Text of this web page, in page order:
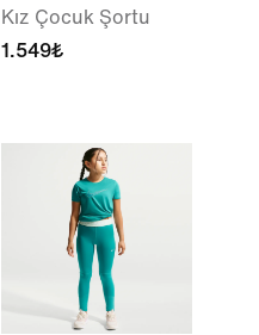
Kız Çocuk Şortu
1.549₺